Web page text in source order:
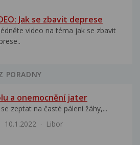
Jak se zbavit deprese
video na téma jak se zbavit
PORADNY
a onemocnění jater
zeptat na časté pálení žáhy,...
10.1.2022 Libor